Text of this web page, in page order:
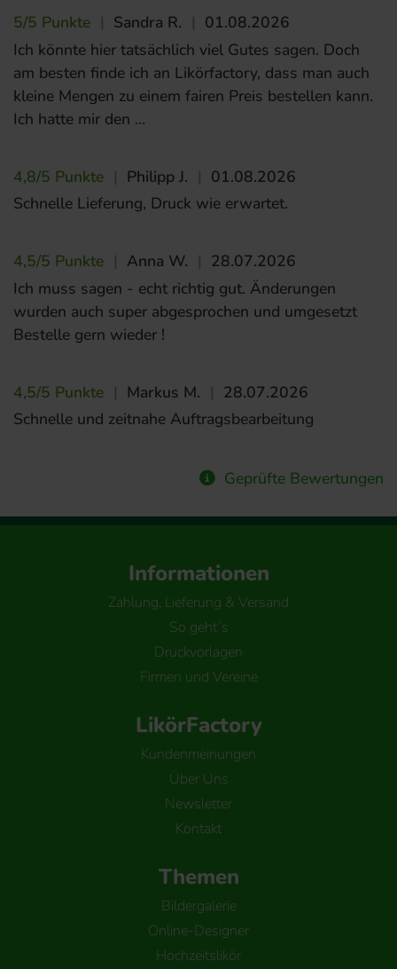
5/5 Punkte Sandra R.
01.08.2026
Ich könnte hier tatsächlich viel Gutes sagen. Doch
am besten finde ich an Likörfactory, dass man auch
kleine Mengen zu einem fairen Preis bestellen kann.
Ich hatte mir den …
4,8/5 Punkte Philipp J.
01.08.2026
Schnelle Lieferung, Druck wie erwartet.
4,5/5 Punkte Anna W.
28.07.2026
Ich muss sagen - echt richtig gut. Änderungen
wurden auch super abgesprochen und umgesetzt
Bestelle gern wieder !
4,5/5 Punkte Markus M.
28.07.2026
Schnelle und zeitnahe Auftragsbearbeitung
Geprüfte Bewertungen
Informationen
Zahlung, Lieferung & Versand
So geht´s
Druckvorlagen
Firmen und Vereine
LikörFactory
Kundenmeinungen
Über Uns
Newsletter
Kontakt
Themen
Bildergalerie
Online-Designer
Hochzeitslikör